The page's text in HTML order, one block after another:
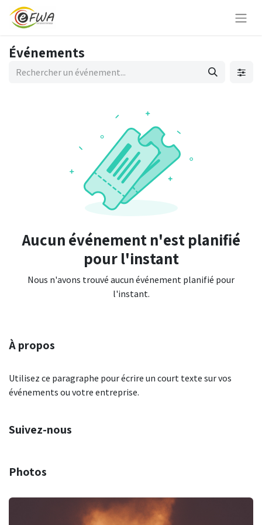
Événements
Aucun événement n'est planifié
pour l'instant
Nous n'avons trouvé aucun événement planifié pour
l'instant.
À propos
Utilisez ce paragraphe pour écrire un court texte sur vos
événements ou votre entreprise.
Suivez-nous
Photos